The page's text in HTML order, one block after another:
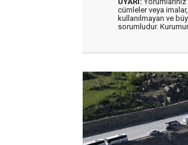
cümleler veya
kullanılmayan ve
sorumludur.